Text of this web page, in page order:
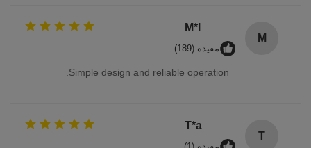
M
M*l
مفيدة (189)
Simple design and reliable operation.
T
T*a